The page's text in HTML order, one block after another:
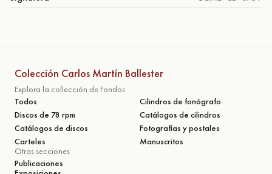
Colección Carlos Martín Ballester
Explora la collección de Fondos
Todos
Cilindros de fonógrafo
Discos de 78 rpm
Catálogos de cilindros
Catálogos de discos
Fotografías y postales
Carteles
Manuscritos
Otras secciones
Publicaciones